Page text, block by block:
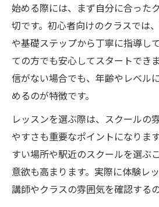
未経験者が安心して通
の特徴
大阪のK-POPダンスレ
長する秘訣
体験レッスンで感じるK-
ンの魅力
初めてでも楽しめる大
選び方
K-POPダンス初心者が
由
K-POP好き必見 大正区発ダ
始める際には、まず自分に合った
切です。初心者向けのクラスでは
や基礎ステップから丁寧に指導し
ての方でも安心してスタートでき
信がない場合でも、年齢やレベル
めるのが特徴です。
レッスンを選ぶ際は、スクールの
やすさも重要なポイントになりま
すい場所や駅近のスクールを選ぶ
意欲も高まります。実際に体験レ
講師やクラスの雰囲気を確認する